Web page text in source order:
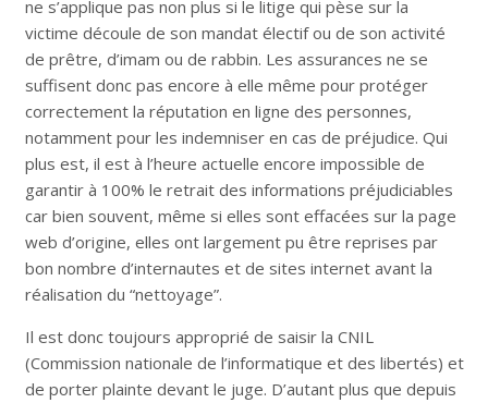
ne s’applique pas non plus si le litige qui pèse sur la
victime découle de son mandat électif ou de son activité
de prêtre, d’imam ou de rabbin. Les assurances ne se
suffisent donc pas encore à elle même pour protéger
correctement la réputation en ligne des personnes,
notamment pour les indemniser en cas de préjudice. Qui
plus est, il est à l’heure actuelle encore impossible de
garantir à 100% le retrait des informations préjudiciables
car bien souvent, même si elles sont effacées sur la page
web d’origine, elles ont largement pu être reprises par
bon nombre d’internautes et de sites internet avant la
réalisation du “nettoyage”.
Il est donc toujours approprié de saisir la CNIL
(Commission nationale de l’informatique et des libertés) et
de porter plainte devant le juge. D’autant plus que depuis